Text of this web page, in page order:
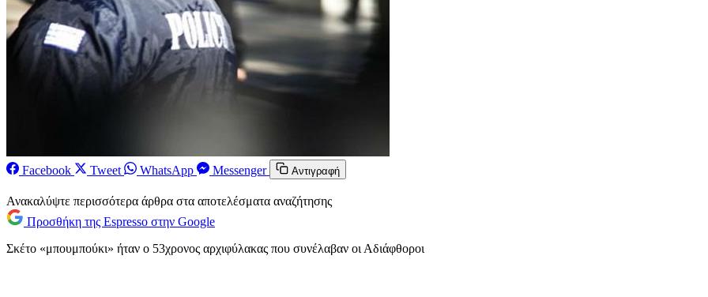
Facebook Tweet WhatsApp Messenger Αντιγραφή
Ανακαλύψτε περισσότερα άρθρα στα αποτελέσματα αναζήτησης
Προσθήκη της Espresso στην Google
Σκέτο «μπουμπούκι» ήταν ο 53χρονος αρχιφύλακας που συνέλαβαν οι Αδιάφθοροι